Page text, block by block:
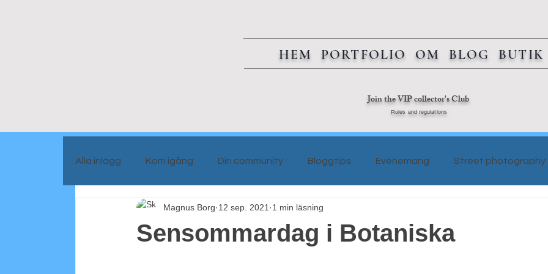
HEM PORTFOLIO OM BLOG BUTIK
Join the VIP collector's Club
Rules and regulations
Alla inlägg Kom igång Din community Bloggtips Evenemang Street photography
Portrait people Blog info
Sensommardag i Botaniska
Magnus Borg 12 sep. 2021 1 min läsning